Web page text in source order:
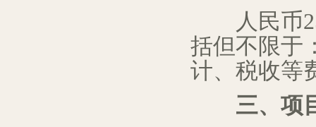
人民币25
括但不限于
计、 税收等
三、项